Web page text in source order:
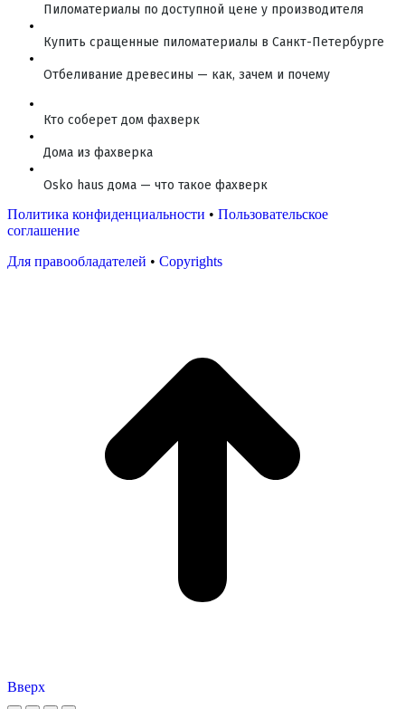
Пиломатериалы по доступной цене у производителя
Купить сращенные пиломатериалы в Санкт-Петербурге
Отбеливание древесины — как, зачем и почему
Кто соберет дом фахверк
Дома из фахверка
Osko haus дома — что такое фахверк
Политика конфиденциальности • Пользовательское
соглашение
Для правообладателей • Copyrights
Вверх